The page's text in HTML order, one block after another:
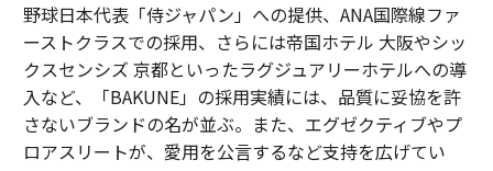
野球日本代表「侍ジャパン」への提供、ANA国際線ファ
ーストクラスでの採用、さらには帝国ホテル 大阪やシッ
クスセンシズ 京都といったラグジュアリーホテルへの導
入など、「BAKUNE」の採用実績には、品質に妥協を許
さないブランドの名が並ぶ。また、エグゼクティブやプ
ロアスリートが、愛用を公言するなど支持を広げてい